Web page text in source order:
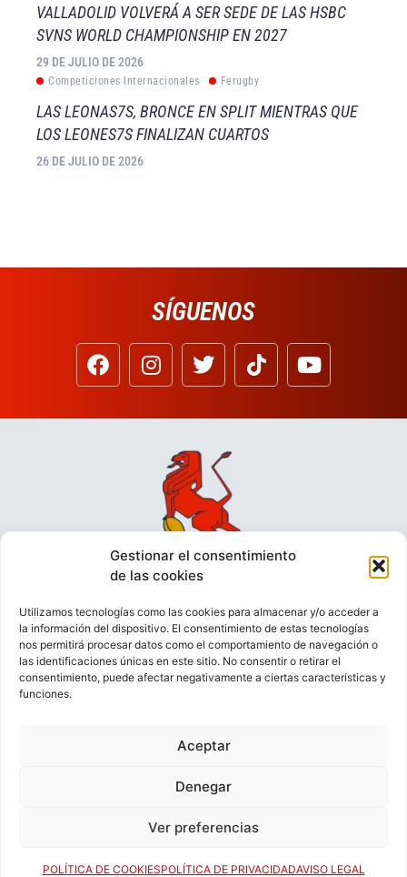
Gestionar el consentimiento
de las cookies
Utilizamos tecnologías como las cookies para almacenar y/o acceder a
la información del dispositivo. El consentimiento de estas tecnologías
nos permitirá procesar datos como el comportamiento de navegación o
las identificaciones únicas en este sitio. No consentir o retirar el
consentimiento, puede afectar negativamente a ciertas características y
funciones.
Aceptar
Denegar
Ver preferencias
POLÍTICA DE COOKIESPOLÍTICA DE PRIVACIDADAVISO LEGAL
VALLADOLID VOLVERÁ A SER SEDE DE LAS HSBC
SVNS WORLD CHAMPIONSHIP EN 2027
29 DE JULIO DE 2026
Competiciones Internacionales Ferugby
LAS LEONAS7S, BRONCE EN SPLIT MIENTRAS QUE
LOS LEONES7S FINALIZAN CUARTOS
26 DE JULIO DE 2026
SÍGUENOS
VIDEOCONFERENCIAS
POLÍTICA DE PRIVACIDAD
CONTACTO
© FEDERACIÓN ESPAÑOLA DE RUGBY 2023.